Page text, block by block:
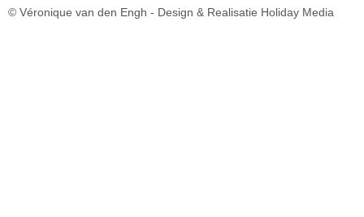
© Véronique van den Engh - Design & Realisatie Holiday Media